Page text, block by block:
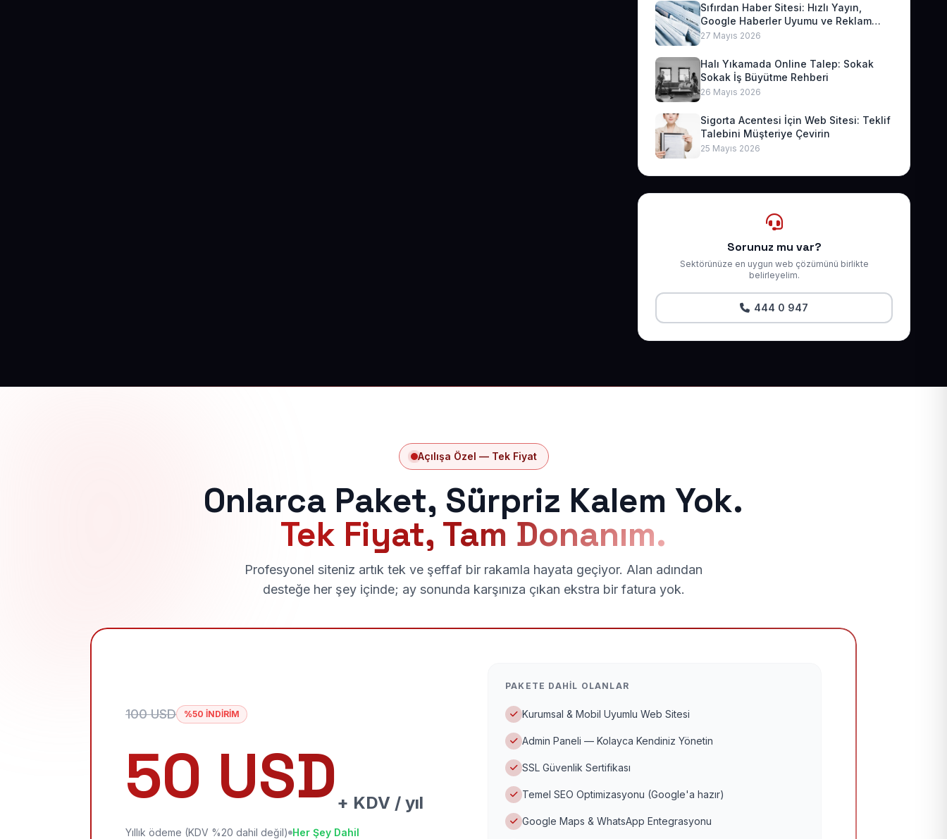
Sıfırdan Haber Sitesi: Hızlı Yayın,
Google Haberler Uyumu ve Reklam
Geliri
27 Mayıs 2026
Halı Yıkamada Online Talep: Sokak
Sokak İş Büyütme Rehberi
26 Mayıs 2026
Sigorta Acentesi İçin Web Sitesi: Teklif
Talebini Müşteriye Çevirin
25 Mayıs 2026
Sorunuz mu var?
Sektörünüze en uygun web çözümünü birlikte
belirleyelim.
444 0 947
Açılışa Özel — Tek Fiyat
Onlarca Paket, Sürpriz Kalem Yok.
Tek Fiyat, Tam Donanım.
Profesyonel siteniz artık tek ve şeffaf bir rakamla hayata geçiyor. Alan adından
desteğe her şey içinde; ay sonunda karşınıza çıkan ekstra bir fatura yok.
100 USD %50 İNDİRİM
50 USD + KDV / yıl
Yıllık ödeme (KDV %20 dahil değil) Her Şey Dahil
PAKETE DAHIL OLANLAR
Kurumsal & Mobil Uyumlu Web Sitesi
Admin Paneli — Kolayca Kendiniz Yönetin
SSL Güvenlik Sertifikası
Temel SEO Optimizasyonu (Google'a hazır)
Google Maps & WhatsApp Entegrasyonu